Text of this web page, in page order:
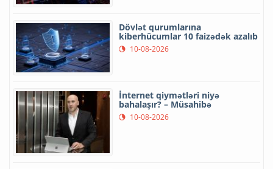
Dövlət qurumlarına
kiberhücumlar 10 faizədək azalıb
10-08-2026
İnternet qiymətləri niyə
bahalaşır? – Müsahibə
10-08-2026